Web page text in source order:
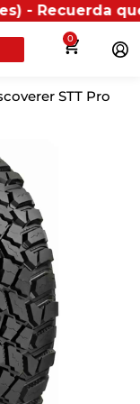
que si
0
STT Pro